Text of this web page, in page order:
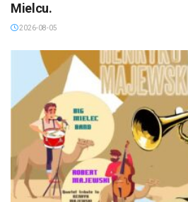
Mielcu.
2026-08-05